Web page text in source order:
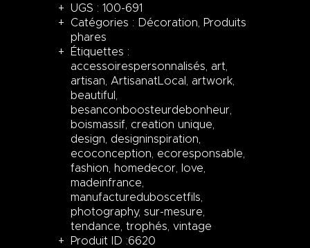
UGS :100-691
Catégories : Décoration ,Produits
phares
Étiquettes :
accessoirespersonnalisés art
artisan ArtisanatLocal artwork
beautiful
besanconboosteurdebonheur
boismassif creation unique
design designinspiration
ecoconception ecoresponsable
fashion ,homedecor ,love
madeinfrance
manufactureduboscetfils
photography,sur-mesure
tendance ,trophés ,vintage
Produit ID :6620